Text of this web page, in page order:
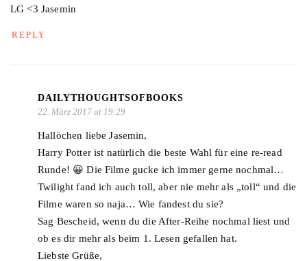
LG <3 Jasemin
REPLY
DAILYTHOUGHTSOFBOOKS
22. März 2017 at 19:29
Hallöchen liebe Jasemin,
Harry Potter ist natürlich die beste Wahl für eine re-read
Runde! 😀 Die Filme gucke ich immer gerne nochmal…
Twilight fand ich auch toll, aber nie mehr als „toll“ und die
Filme waren so naja… Wie fandest du sie?
Sag Bescheid, wenn du die After-Reihe nochmal liest und
ob es dir mehr als beim 1. Lesen gefallen hat.
Liebste Grüße,